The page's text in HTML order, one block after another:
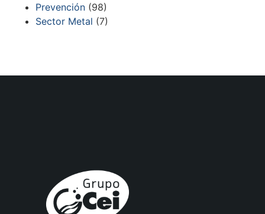
Prevención (98)
Sector Metal (7)